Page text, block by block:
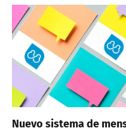
Nuevo sistema de